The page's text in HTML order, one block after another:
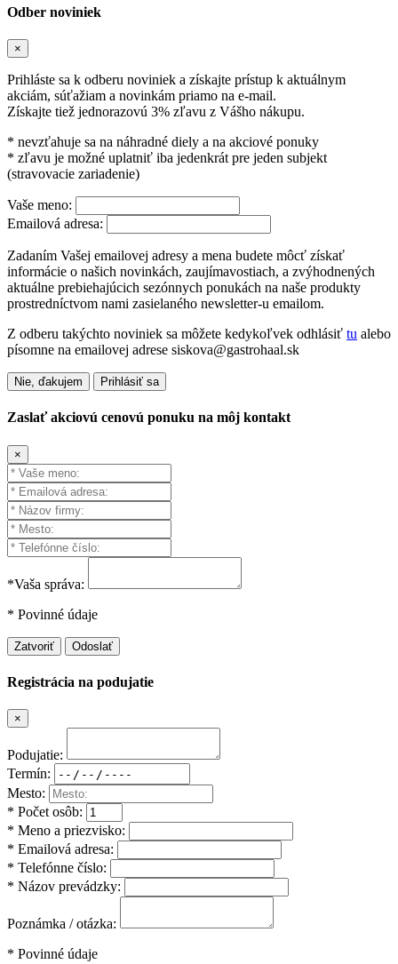
Odber noviniek
×
Prihláste sa k odberu noviniek a získajte prístup k aktuálnym
akciám, súťažiam a novinkám priamo na e-mail.
Získajte tiež jednorazovú 3% zľavu z Vášho nákupu.
* nevzťahuje sa na náhradné diely a na akciové ponuky
* zľavu je možné uplatniť iba jedenkrát pre jeden subjekt
(stravovacie zariadenie)
Vaše meno:
Emailová adresa:
Zadaním Vašej emailovej adresy a mena budete môcť získať
informácie o našich novinkách, zaujímavostiach, a zvýhodnených
aktuálne prebiehajúcich sezónnych ponukách na naše produkty
prostredníctvom nami zasielaného newsletter-u emailom.
Z odberu takýchto noviniek sa môžete kedykoľvek odhlásiť tu alebo
písomne na emailovej adrese siskova@gastrohaal.sk
Nie, ďakujem Prihlásiť sa
Zaslať akciovú cenovú ponuku na môj kontakt
×
*Vaša správa:
* Povinné údaje
Zatvoriť Odoslať
Registrácia na podujatie
×
Podujatie:
Termín:
Mesto:
* Počet osôb:
* Meno a priezvisko:
* Emailová adresa:
* Telefónne číslo:
* Názov prevádzky:
Poznámka / otázka:
* Povinné údaje